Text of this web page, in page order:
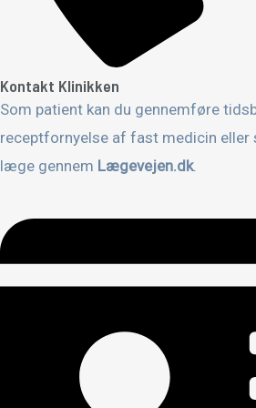
Kontakt Klinikken
Som patient kan du gennemføre
receptfornyelse af fast medicin eller
læge gennem Lægevejen.dk.